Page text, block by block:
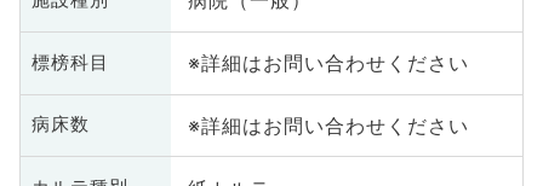
標榜科目 ※詳細はお問い合わせください
病床数 ※詳細はお問い合わせください